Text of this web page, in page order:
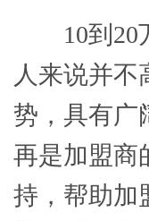
10到20万
人来说并不
势，具有广
再是加盟商
持，帮助加